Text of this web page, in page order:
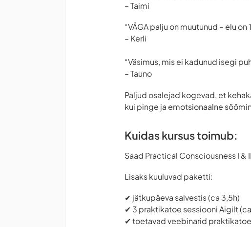
– Taimi
“VÄGA palju on muutunud – elu
– Kerli
“Väsimus, mis ei kadunud isegi
– Tauno
Paljud osalejad kogevad, et
kui pinge ja emotsionaalne
Kuidas kursus toimub:
Saad Practical Consciousness I &
Lisaks kuuluvad paketti:
✔ jätkupäeva salvestis (ca 3,5h)
✔ 3 praktikatoe sessiooni Aigilt
✔ toetavad veebinarid